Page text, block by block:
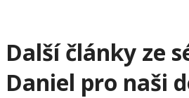
Další články ze
Daniel pro naši